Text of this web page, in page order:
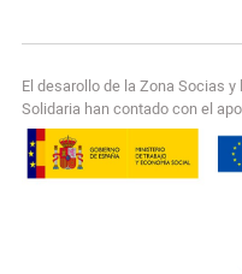
El desarollo de la Zona Socias
Solidaria han contado con el